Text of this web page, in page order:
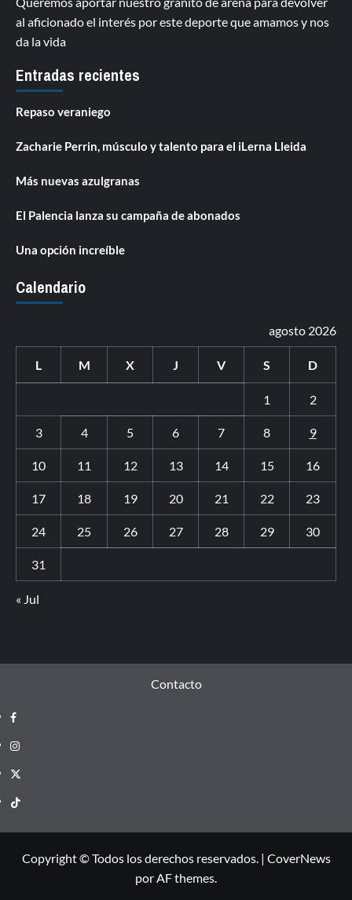
al aficionado el interés por este deporte que amamos y nos
da la vida
Entradas recientes
Repaso veraniego
Zacharie Perrin, músculo y talento para el iLerna Lleida
Más nuevas azulgranas
El Palencia lanza su campaña de abonados
Una opción increíble
Calendario
agosto 2026
L M X J V S D
1 2
3 4 5 6 7 8 9
10 11 12 13 14 15 16
17 18 19 20 21 22 23
24 25 26 27 28 29 30
31
« Jul
Contacto
Copyright © Todos los derechos reservados. | CoverNews
por AF themes.